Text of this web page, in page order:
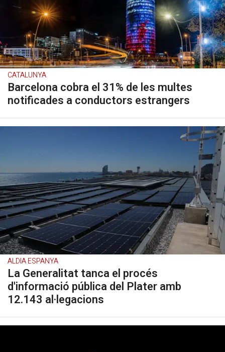
CATALUNYA
Barcelona cobra el 31% de les multes
notificades a conductors estrangers
ALDIA ESPANYA
La Generalitat tanca el procés
d'informació pública del Plater amb
12.143 al·legacions